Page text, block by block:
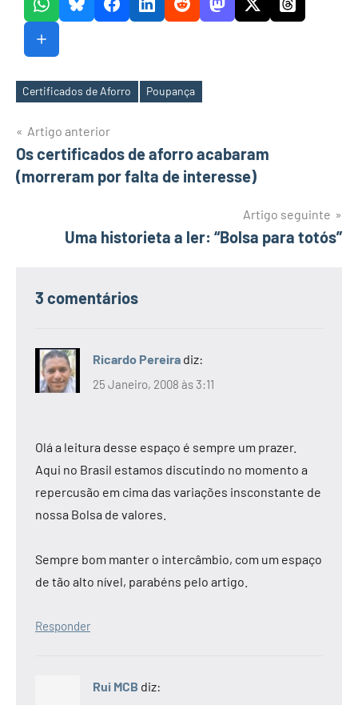
Etiquetas
Certificados de Aforro Poupança
Navegação
de
Artigo anterior
Os certificados de aforro acabaram
(morreram por falta de interesse)
Artigo seguinte
Uma historieta a ler: “Bolsa para totós”
3 comentários
Ricardo Pereira diz:
25 Janeiro, 2008 às 3:11
Olá a leitura desse espaço é sempre um prazer.
Aqui no Brasil estamos discutindo no momento a
repercusão em cima das variações insconstante de
nossa Bolsa de valores.
Sempre bom manter o intercâmbio, com um espaço
de tão alto nível, parabéns pelo artigo.
Responder
Rui MCB diz: